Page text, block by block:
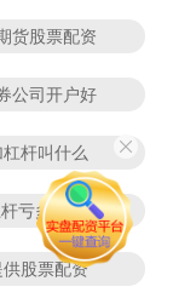
货股票配资
公司开户好
杆叫什么
亏多少爆仓
股票配资